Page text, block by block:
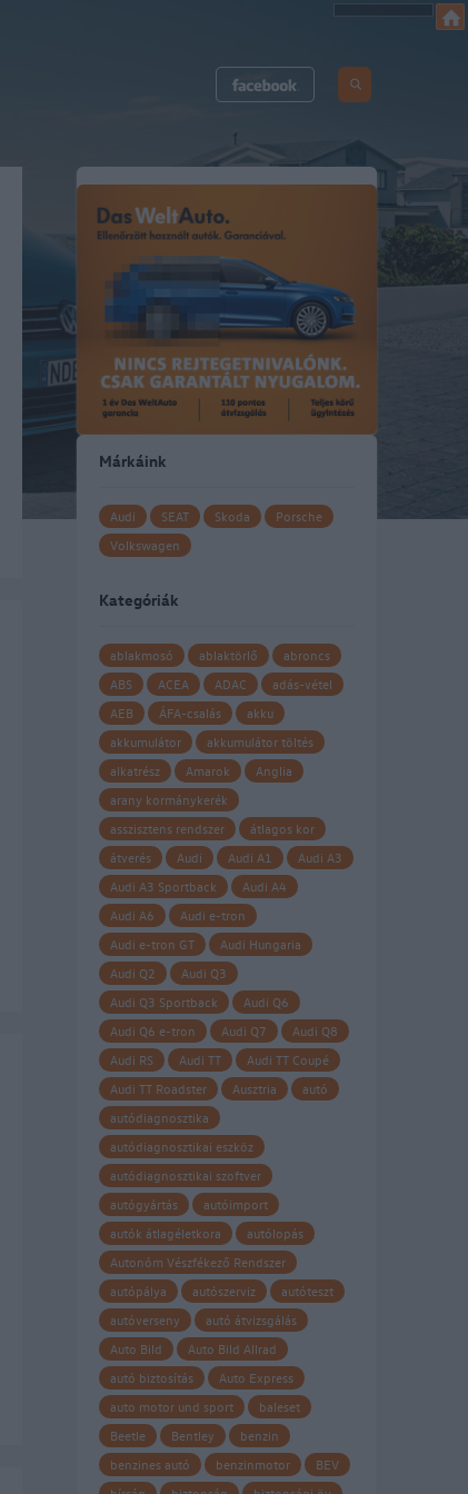
Márkáink
Audi SEAT Skoda
Porsche
Volkswagen
Kategóriák
ablakmosó ablaktörlő
abroncs
ABS
ACEA ADAC
adás-vétel
AEB
ÁFA-csalás
akku
akkumulátor
akkumulátor töltés
alkatrész
Amarok
Anglia
arany kormánykerék
asszisztens rendszer
átlagos kor
átverés
Audi Audi A1
Audi A3
Audi A3 Sportback
Audi A4
Audi A6
Audi e-tron
Audi e-tron GT
Audi Hungaria
Audi Q2
Audi Q3
Audi Q3 Sportback
Audi Q6
Audi Q6 e-tron
Audi Q7
Audi Q8
Audi RS
Audi TT
Audi TT Coupé
Audi TT Roadster
Ausztria
autó
autódiagnosztika
autódiagnosztikai eszköz
autódiagnosztikai szoftver
autógyártás
autóimport
autók átlagéletkora
autólopás
Autonóm Vészfékező Rendszer
autópálya
autószerviz
autóteszt
autóverseny
autó átvizsgálás
Auto Bild
Auto Bild Allrad
autó biztosítás
Auto Express
auto motor und sport
baleset
Beetle
Bentley
benzin
benzines autó
benzinmotor
BEV